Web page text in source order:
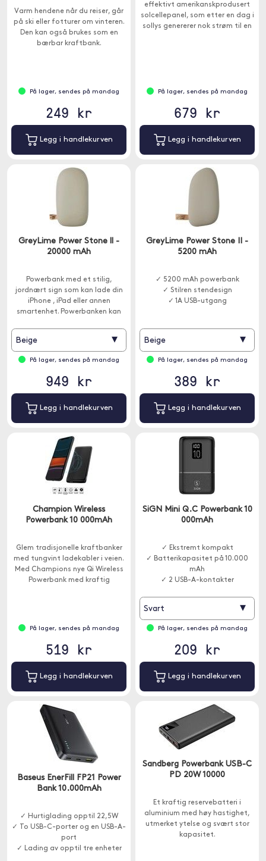
Varm hendene når du reiser, går
på ski eller fotturer om vinteren.
Den kan også brukes som en
bærbar kraftbank.
På lager, sendes på mandag
249 kr
Legg i handlekurven
effektivt amerikanskprodusert
solcellepanel, som etter en dag i
sollys genererer nok strøm til en
På lager, sendes på mandag
679 kr
Legg i handlekurven
GreyLime Power Stone ll -
20000 mAh
Powerbank med et stilig,
jordnært sign som kan lade din
iPhone , iPad eller annen
smartenhet. Powerbanken kan
Beige ▾
På lager, sendes på mandag
949 kr
Legg i handlekurven
GreyLime Power Stone II -
5200 mAh
✓ 5200 mAh powerbank
✓ Stilren stendesign
✓ 1A USB-utgang
Beige ▾
På lager, sendes på mandag
389 kr
Legg i handlekurven
Champion Wireless
Powerbank 10 000mAh
Glem tradisjonelle kraftbanker
med tungvint ladekabler i veien.
Med Champions nye Qi Wireless
Powerbank med kraftig
På lager, sendes på mandag
519 kr
Legg i handlekurven
SiGN Mini Q.C Powerbank 10
000mAh
✓ Ekstremt kompakt
✓ Batterikapasitet på 10.000
mAh
✓ 2 USB-A-kontakter
Svart ▾
På lager, sendes på mandag
209 kr
Legg i handlekurven
Baseus EnerFill FP21 Power
Bank 10.000mAh
✓ Hurtiglading opptil 22,5W
✓ To USB-C-porter og en USB-A-
port
✓ Lading av opptil tre enheter
Sandberg Powerbank USB-C
PD 20W 10000
Et kraftig reservebatteri i
aluminium med høy hastighet,
utmerket ytelse og svært stor
kapasitet.